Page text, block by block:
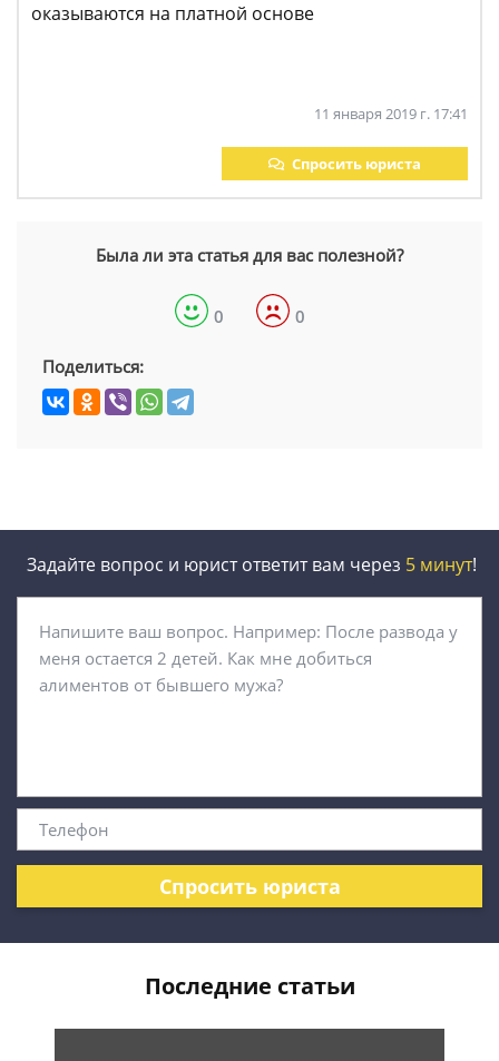
оказываются на платной основе
11 января 2019 г. 17:41
Спросить юриста
Была ли эта статья для вас полезной?
0 0
Поделиться:
Задайте вопрос и юрист ответит вам через 5 минут!
Спросить юриста
Последние статьи